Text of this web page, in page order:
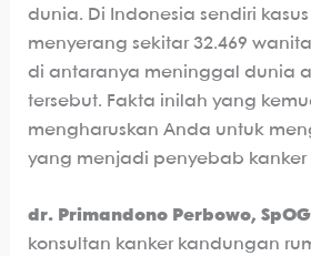
dunia. Di Indonesia sendiri kasus
menyerang sekitar 32.469
di antaranya meninggal dunia
tersebut. Fakta inilah yang
mengharuskan Anda untuk
yang menjadi penyebab kanker
dr. Primandono Perbowo,
konsultan kanker kandungan